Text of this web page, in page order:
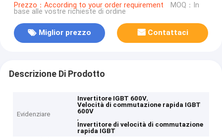
Prezzo：According to your order requirement MOQ：In
base alle vostre richieste di ordine
Miglior prezzo Contattaci
Descrizione Di Prodotto
Evidenziare
Invertitore IGBT 600V,
Velocità di commutazione rapida IGBT
600V
,
Invertitore di velocità di commutazione
rapida IGBT